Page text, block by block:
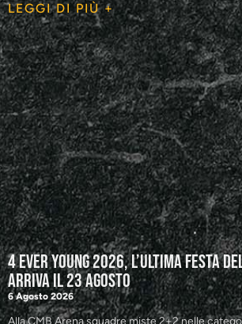
LEGGI DI PIÙ +
4 Ever Young 2026, l’ultima festa
arriva il 23 agosto
6 Agosto 2026
Alla CMB Arena squadre miste 2+2 nelle